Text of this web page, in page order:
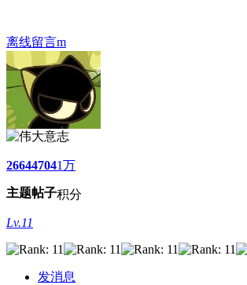
离线留言m
2664
主题
4704
帖子
1万
积分
Lv.11
发消息